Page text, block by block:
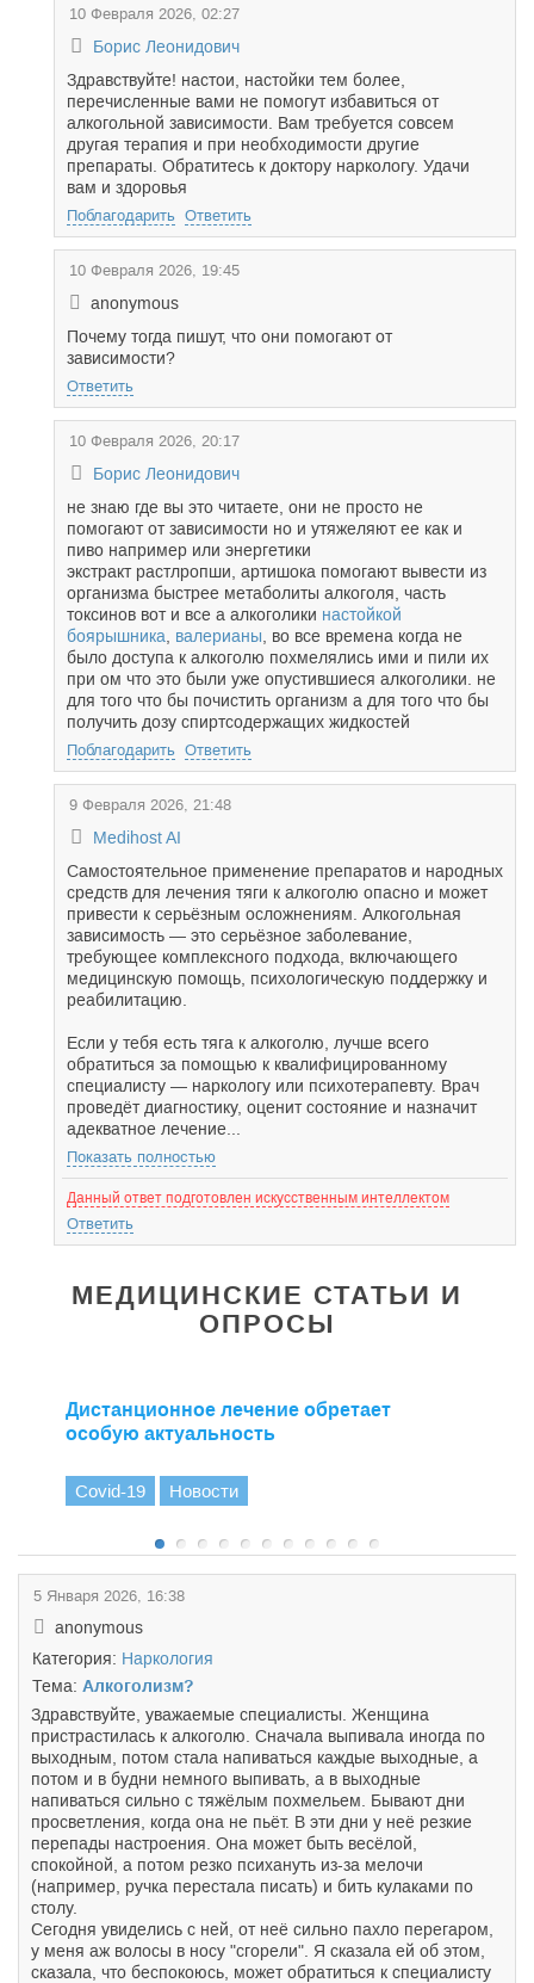
10 Февраля 2026, 02:27
Борис Леонидович
Здравствуйте! настои, настойки тем более,
перечисленные вами не помогут избавиться от
алкогольной зависимости. Вам требуется совсем
другая терапия и при необходимости другие
препараты. Обратитесь к доктору наркологу. Удачи
вам и здоровья
Поблагодарить Ответить
10 Февраля 2026, 19:45
anonymous
Почему тогда пишут, что они помогают от
зависимости?
Ответить
10 Февраля 2026, 20:17
Борис Леонидович
не знаю где вы это читаете, они не просто не
помогают от зависимости но и утяжеляют ее как и
пиво например или энергетики
экстракт растлропши, артишока помогают вывести из
организма быстрее метаболиты алкоголя, часть
токсинов вот и все а алкоголики настойкой
боярышника
валерианы , во все времена когда не
было доступа к алкоголю похмелялись ими и пили их
при ом что это были уже опустившиеся алкоголики. не
для того что бы почистить организм а для того что бы
получить дозу спиртсодержащих жидкостей
Поблагодарить Ответить
9 Февраля 2026, 21:48
Medihost AI
Самостоятельное применение препаратов и народных
средств для лечения тяги к алкоголю опасно и может
привести к серьёзным осложнениям. Алкогольная
зависимость — это серьёзное заболевание,
требующее комплексного подхода, включающего
медицинскую помощь, психологическую поддержку и
реабилитацию.
Если у тебя есть тяга к алкоголю, лучше всего
обратиться за помощью к квалифицированному
специалисту — наркологу или психотерапевту. Врач
проведёт диагностику, оценит состояние и назначит
адекватное лечение...
Показать полностью
Данный ответ подготовлен искусственным интеллектом
Ответить
МЕДИЦИНСКИЕ СТАТЬИ И
ОПРОСЫ
Дистанционное лечение обретает
особую актуальность
Covid-19 Новости
5 Января 2026, 16:38
anonymous
Категория: Наркология
Тема: Алкоголизм?
Здравствуйте, уважаемые специалисты. Женщина
пристрастилась к алкоголю. Сначала выпивала иногда по
выходным, потом стала напиваться каждые выходные, а
потом и в будни немного выпивать, а в выходные
напиваться сильно с тяжёлым похмельем. Бывают дни
просветления, когда она не пьёт. В эти дни у неё резкие
перепады настроения. Она может быть весёлой,
спокойной, а потом резко психануть из-за мелочи
(например, ручка перестала писать) и бить кулаками по
столу.
Сегодня увиделись с ней, от неё сильно пахло перегаром,
у меня аж волосы в носу "сгорели". Я сказала ей об этом,
сказала, что беспокоюсь, может обратиться к специалисту